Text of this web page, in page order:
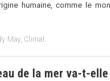
humaine, comme le
May, Climat
de la mer va-t-